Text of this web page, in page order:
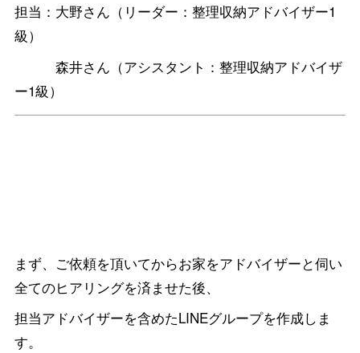
担当：大野さん（リーダー：整理収納アドバイザー1
級）
森井さん（アシスタント：整理収納アドバイザ
ー1級）
まず、ご依頼を頂いてからお家をアドバイザーと伺い
全てのヒアリングを済ませた後、
担当アドバイザーを含めたLINEグループを作成しま
す。